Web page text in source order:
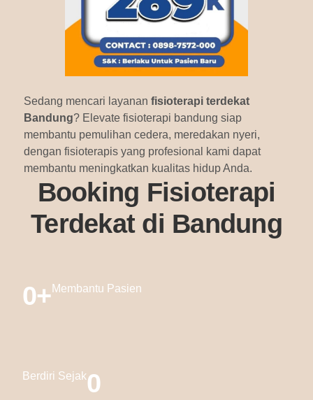
Sedang mencari layanan fisioterapi terdekat
Bandung? Elevate fisioterapi bandung siap
membantu pemulihan cedera, meredakan nyeri,
dengan fisioterapis yang profesional kami dapat
membantu meningkatkan kualitas hidup Anda.
Booking Fisioterapi
Terdekat di Bandung
0+ Membantu Pasien
Berdiri Sejak0